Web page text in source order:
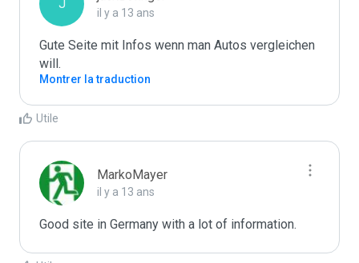
J
il y a 13 ans
Gute Seite mit Infos wenn man Autos vergleichen
will.
Montrer la traduction
Utile
MarkoMayer
il y a 13 ans
Good site in Germany with a lot of information.